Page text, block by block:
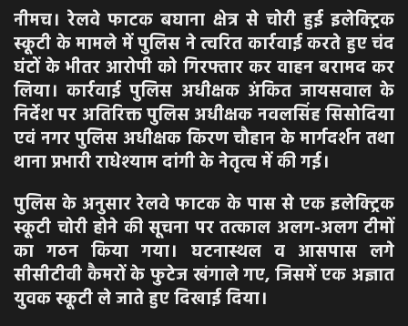
मनोरंजन
खेल
एजुकेशन & करियर
हेल्थ & लाइफ स्टाइल
वीडियो
Gallery
नीमच। रेलवे फाटक बघाना क्षेत्र से चोरी हुई इलेक्ट्रिक
स्कूटी के मामले में पुलिस ने त्वरित कार्रवाई करते हुए चंद
घंटों के भीतर आरोपी को गिरफ्तार कर वाहन बरामद कर
लिया। कार्रवाई पुलिस अधीक्षक अंकित जायसवाल के
निर्देश पर अतिरिक्त पुलिस अधीक्षक नवलसिंह सिसोदिया
एवं नगर पुलिस अधीक्षक किरण चौहान के मार्गदर्शन तथा
थाना प्रभारी राधेश्याम दांगी के नेतृत्व में की गई।
पुलिस के अनुसार रेलवे फाटक के पास से एक इलेक्ट्रिक
स्कूटी चोरी होने की सूचना पर तत्काल अलग-अलग टीमों
का गठन किया गया। घटनास्थल व आसपास लगे
सीसीटीवी कैमरों के फुटेज खंगाले गए, जिसमें एक अज्ञात
युवक स्कूटी ले जाते हुए दिखाई दिया।